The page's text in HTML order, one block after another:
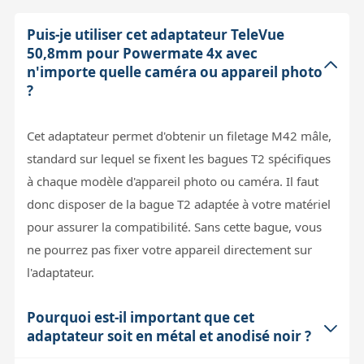
Puis-je utiliser cet adaptateur TeleVue
50,8mm pour Powermate 4x avec
n'importe quelle caméra ou appareil photo
?
Cet adaptateur permet d'obtenir un filetage M42 mâle,
standard sur lequel se fixent les bagues T2 spécifiques
à chaque modèle d'appareil photo ou caméra. Il faut
donc disposer de la bague T2 adaptée à votre matériel
pour assurer la compatibilité. Sans cette bague, vous
ne pourrez pas fixer votre appareil directement sur
l'adaptateur.
Pourquoi est-il important que cet
adaptateur soit en métal et anodisé noir ?